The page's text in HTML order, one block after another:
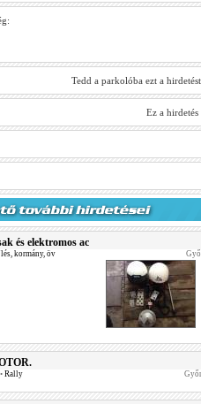
Tedd a parkolóba ezt a
Ez a
és elektromos ac
kormány, öv
• Rally